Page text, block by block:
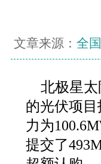
文章来源： 全
北极星
的光伏项
力为
提交了